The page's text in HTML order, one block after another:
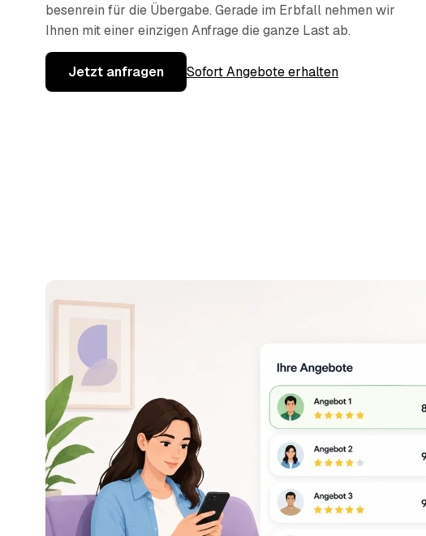
besenrein für die Übergabe. Gerade im Erbfall nehmen wir
Ihnen mit einer einzigen Anfrage die ganze Last ab.
Jetzt anfragen Sofort Angebote erhalten